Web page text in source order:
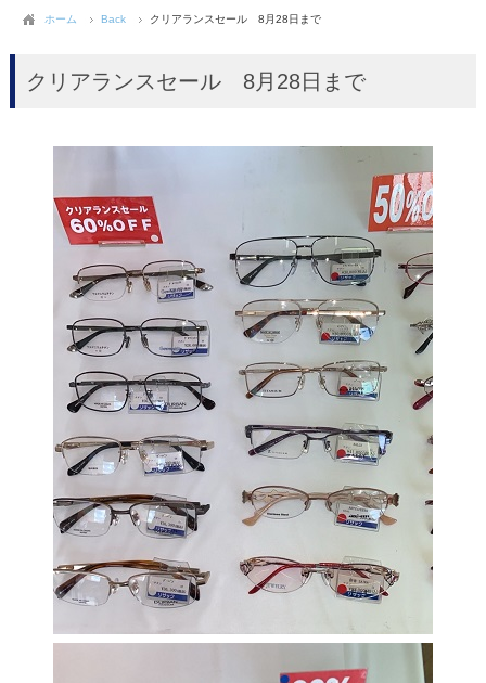
ホーム Back クリアランスセール 8月28日まで
クリアランスセール 8月28日まで